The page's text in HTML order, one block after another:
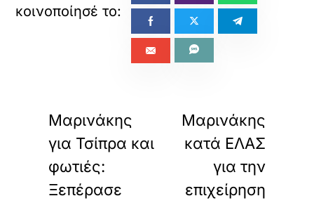
Μαρινάκης
για Τσίπρα και
φωτιές:
Ξεπέρασε
Μαρινάκης
κατά ΕΛΑΣ
για την
επιχείρηση